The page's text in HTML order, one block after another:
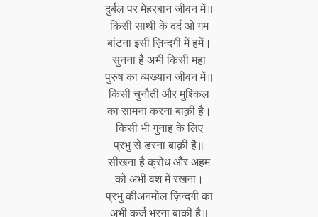
दुर्बल पर मेहरबान जीवन में॥
किसी साथी के दर्द ओ गम
बांटना इसी ज़िन्दगी में हमें।
सुनना है अभी किसी महा
पुरुष का व्यख्यान जीवन में॥
किसी चुनौती और मुश्किल
का सामना करना बाक़ी है।
किसी भी गुनाह के लिए
प्रभु से डरना बाक़ी है॥
सीखना है क्रोध और अहम
को अभी वश में रखना।
प्रभु कीअनमोल ज़िन्दगी का
अभी कर्ज़ भरना बाक़ी है॥